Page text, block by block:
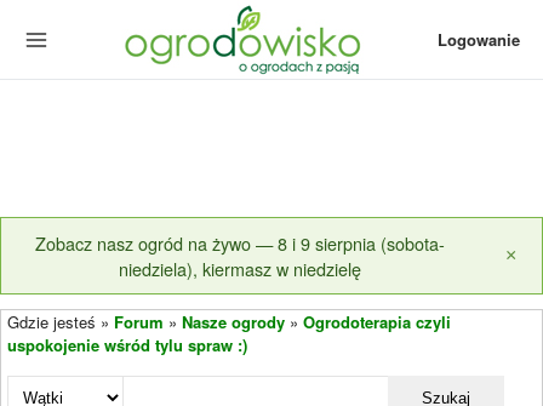
Logowanie
Zobacz nasz ogród na żywo — 8 i 9 sierpnia (sobota-
niedziela), kiermasz w niedzielę
×
Gdzie jesteś » Forum » Nasze ogrody » Ogrodoterapia czyli
uspokojenie wśród tylu spraw :)
Szukaj